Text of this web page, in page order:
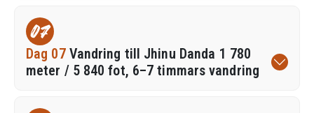
07
Dag 07 Vandring till Jhinu Danda 1 780
meter / 5 840 fot, 6–7 timmars vandring